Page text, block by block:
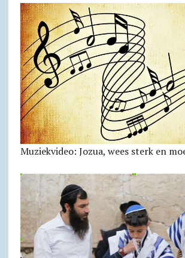
Muziekvideo: Jozua, wees sterk en